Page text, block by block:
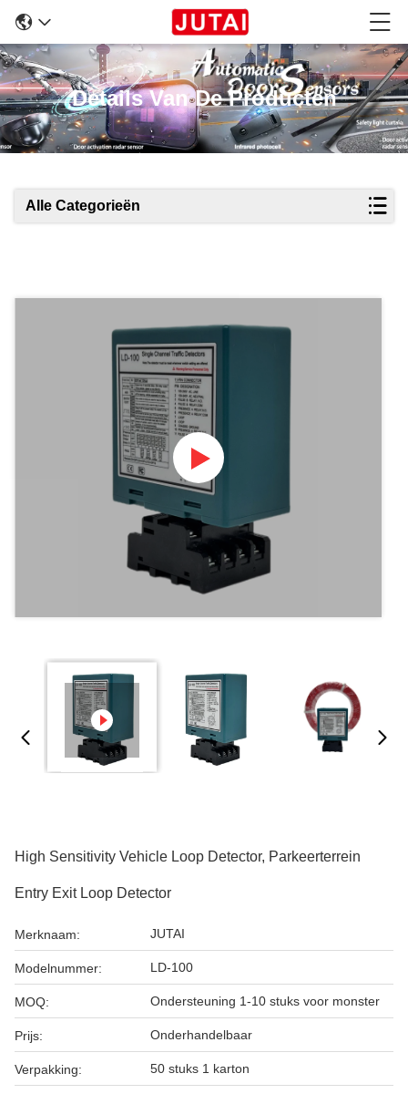
Details Van De Producten
Alle Categorieën
High Sensitivity Vehicle Loop Detector, Parkeerterrein
Entry Exit Loop Detector
Merknaam: JUTAI
Modelnummer: LD-100
MOQ: Ondersteuning 1-10 stuks voor monster
Prijs: Onderhandelbaar
Verpakking: 50 stuks 1 karton